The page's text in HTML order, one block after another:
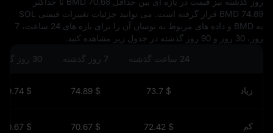
74.89 BMD قرار گرفته است. می‌ توانید جزئیات تغییرات قیمتی SOL
به BMD و داده‌ های مربوط به نوسان آن را برای بازه‌ های 24 ساعت، 7
روز، 30 روز و 90 روز گذشته در جدول زیر مشاهده کنید.
24 ساعت گذشته
7 روز گذشته 30 روز گذشته
زیاد $ 73.7
$ 74.89
$ 79.74
کم $ 72.42
$ 70.67
$ 70.67